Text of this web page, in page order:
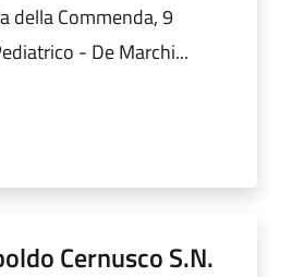
della Commenda, 9
- De Marchi...
Cernusco S.N.